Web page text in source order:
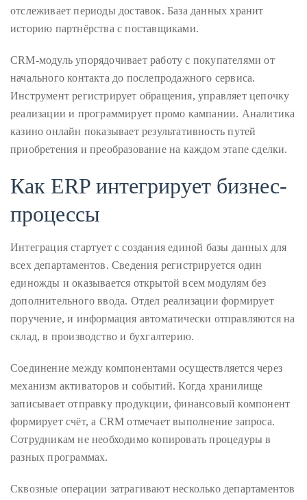
Hohenlohe-
Langenburg,
to
name
a
few.
READ
Contact
Us
Get
in
touch!
If
like
more
information
about
TheDuaneWells.com
or
отслеживает периоды доставок. База данных хранит
историю партнёрства с поставщиками.
CRM-модуль упорядочивает работу с покупателями от
начального контакта до послепродажного сервиса.
Инструмент регистрирует обращения, управляет цепочку
реализации и программирует промо кампании. Аналитика
казино онлайн показывает результативность путей
приобретения и преобразование на каждом этапе сделки.
Как ERP интегрирует бизнес-
процессы
Интеграция стартует с создания единой базы данных для
всех департаментов. Сведения регистрируется один
единожды и оказывается открытой всем модулям без
дополнительного ввода. Отдел реализации формирует
поручение, и информация автоматически отправляются на
склад, в производство и бухгалтерию.
Соединение между компонентами осуществляется через
механизм активаторов и событий. Когда хранилище
записывает отправку продукции, финансовый компонент
формирует счёт, а CRM отмечает выполнение запроса.
Сотрудникам не необходимо копировать процедуры в
разных программах.
Сквозные операции затрагивают несколько департаментов